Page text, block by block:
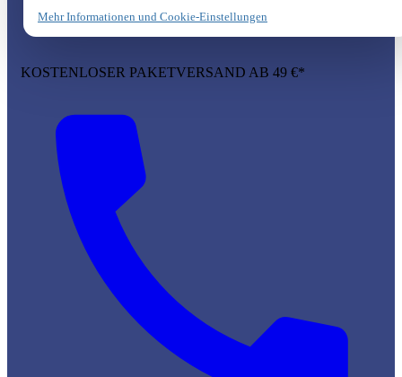
Mehr Informationen und Cookie-Einstellungen
KOSTENLOSER PAKETVERSAND AB 49 €*